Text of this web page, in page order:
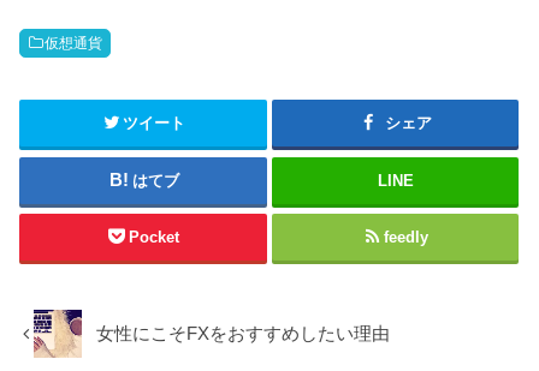
仮想通貨
ツイート シェア
はてブ LINE
Pocket feedly
女性にこそFXをおすすめしたい理由